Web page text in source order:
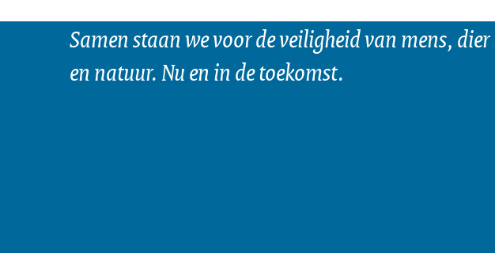
Samen staan we voor de veiligheid van mens, dier
en natuur. Nu en in de toekomst.